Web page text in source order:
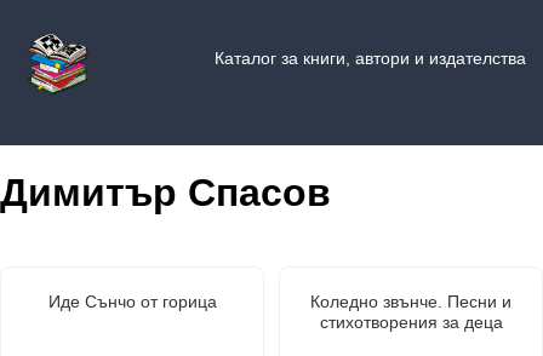
Каталог за книги, автори и издателства
Димитър Спасов
Иде Сънчо от горица
Коледно звънче. Песни и
стихотворения за деца